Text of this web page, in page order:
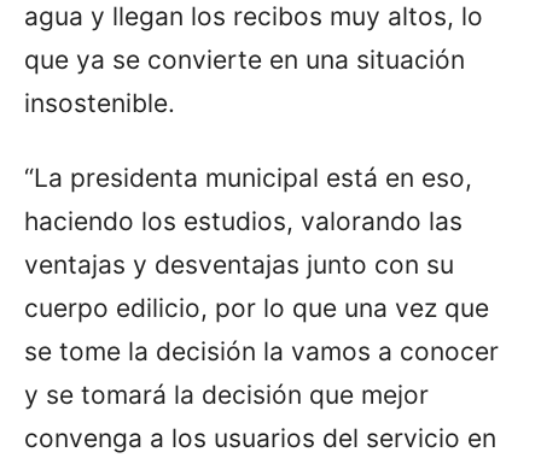
agua y llegan los recibos muy altos, lo
que ya se convierte en una situación
insostenible.
“La presidenta municipal está en eso,
haciendo los estudios, valorando las
ventajas y desventajas junto con su
cuerpo edilicio, por lo que una vez que
se tome la decisión la vamos a conocer
y se tomará la decisión que mejor
convenga a los usuarios del servicio en